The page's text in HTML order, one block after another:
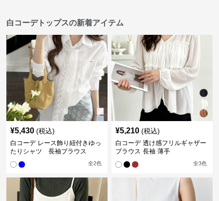
白コーデトップスの新着アイテム
¥5,430 (税込)
白コーデ レース飾り紐付きゆっ
たりシャツ 長袖ブラウス
全2色
¥5,210 (税込)
白コーデ 透け感フリルギャザー
ブラウス 長袖 薄手
全3色